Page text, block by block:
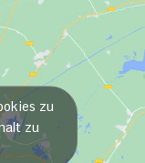
zu
zu